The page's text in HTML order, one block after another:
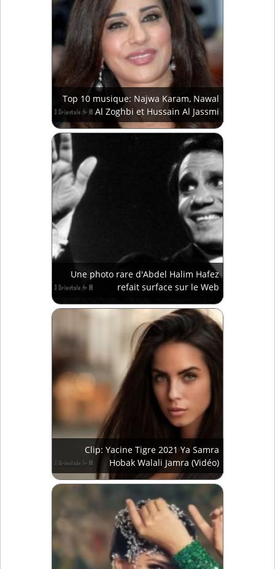
Top 10 musique: Najwa Karam, Nawal
Al Zoghbi et Hussain Al Jassmi
Une photo rare d'Abdel Halim Hafez
refait surface sur le Web
Clip: Yacine Tigre 2021 Ya Samra
Hobak Walali Jamra (Vidéo)